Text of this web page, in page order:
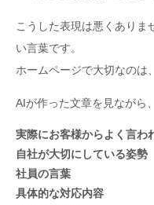
こうした表現は悪くありま
い言葉です。
ホームページで大切なのは、
AIが作った文章を見ながら、
実際にお客様からよく言わ
自社が大切にしている姿勢
社員の言葉
具体的な対応内容